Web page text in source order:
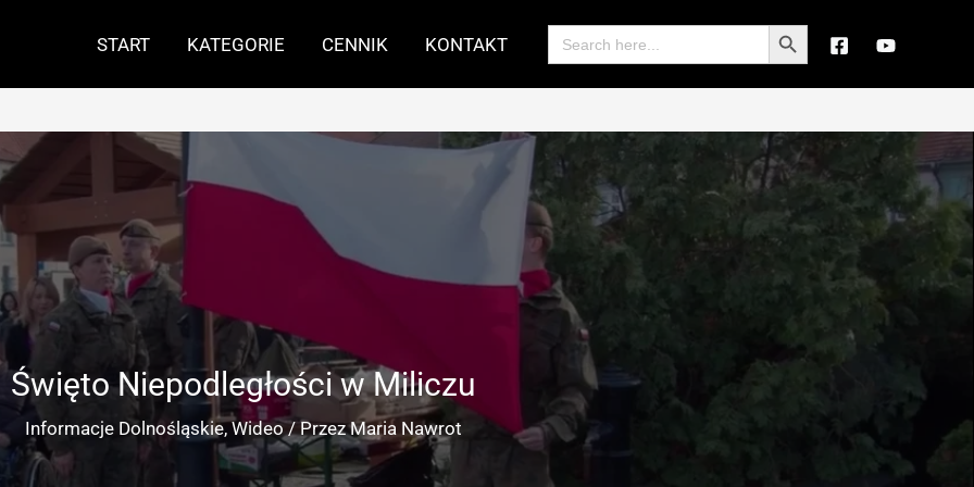
START KATEGORIE CENNIK KONTAKT
Search
for:
Search Button
Święto Niepodległości w Miliczu
Informacje Dolnośląskie,Wideo/ PrzezMaria Nawrot